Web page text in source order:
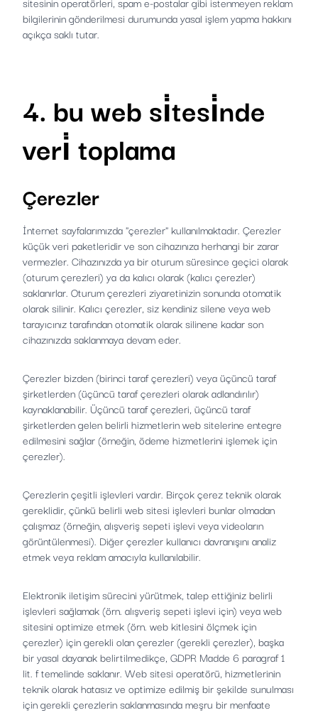
bilgilerinin gönderilmesi durumunda yasal işlem yapma hakkını
açıkça saklı tutar.
4. bu web si̇tesi̇nde
veri̇ toplama
Çerezler
İnternet sayfalarımızda "çerezler" kullanılmaktadır. Çerezler
küçük veri paketleridir ve son cihazınıza herhangi bir zarar
vermezler. Cihazınızda ya bir oturum süresince geçici olarak
(oturum çerezleri) ya da kalıcı olarak (kalıcı çerezler)
saklanırlar. Oturum çerezleri ziyaretinizin sonunda otomatik
olarak silinir. Kalıcı çerezler, siz kendiniz silene veya web
tarayıcınız tarafından otomatik olarak silinene kadar son
cihazınızda saklanmaya devam eder.
Çerezler bizden (birinci taraf çerezleri) veya üçüncü taraf
şirketlerden (üçüncü taraf çerezleri olarak adlandırılır)
kaynaklanabilir. Üçüncü taraf çerezleri, üçüncü taraf
şirketlerden gelen belirli hizmetlerin web sitelerine entegre
edilmesini sağlar (örneğin, ödeme hizmetlerini işlemek için
çerezler).
Çerezlerin çeşitli işlevleri vardır. Birçok çerez teknik olarak
gereklidir, çünkü belirli web sitesi işlevleri bunlar olmadan
çalışmaz (örneğin, alışveriş sepeti işlevi veya videoların
görüntülenmesi). Diğer çerezler kullanıcı davranışını analiz
etmek veya reklam amacıyla kullanılabilir.
Elektronik iletişim sürecini yürütmek, talep ettiğiniz belirli
işlevleri sağlamak (örn. alışveriş sepeti işlevi için) veya web
sitesini optimize etmek (örn. web kitlesini ölçmek için
çerezler) için gerekli olan çerezler (gerekli çerezler), başka
bir yasal dayanak belirtilmedikçe, GDPR Madde 6 paragraf 1
lit. f temelinde saklanır. Web sitesi operatörü, hizmetlerinin
teknik olarak hatasız ve optimize edilmiş bir şekilde sunulması
için gerekli çerezlerin saklanmasında meşru bir menfaate